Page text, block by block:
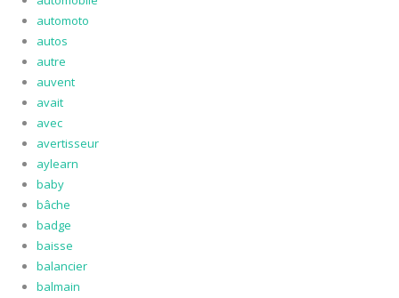
automoto
autos
autre
auvent
avait
avec
avertisseur
aylearn
baby
bâche
badge
baisse
balancier
balmain